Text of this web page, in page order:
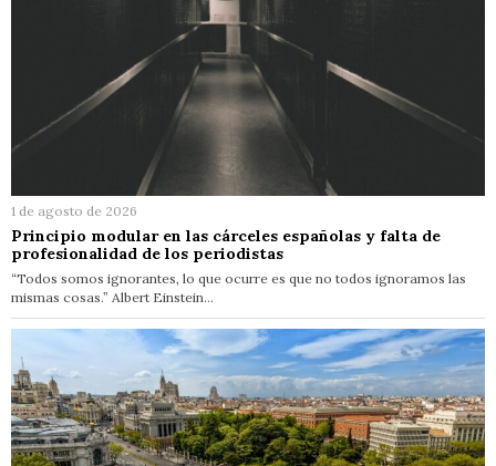
1 de agosto de 2026
Principio modular en las cárceles españolas y falta de
profesionalidad de los periodistas
“Todos somos ignorantes, lo que ocurre es que no todos ignoramos las
mismas cosas.” Albert Einstein…